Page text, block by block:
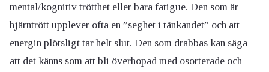
mental/kognitiv trötthet eller bara fatigue. Den som är
hjärntrött upplever ofta en ”seghet i tänkandet” och att
energin plötsligt tar helt slut. Den som drabbas kan säga
att det känns som att bli överhopad med osorterade och